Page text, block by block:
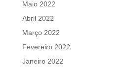
Maio 2022
Abril 2022
Março 2022
Fevereiro 2022
Janeiro 2022